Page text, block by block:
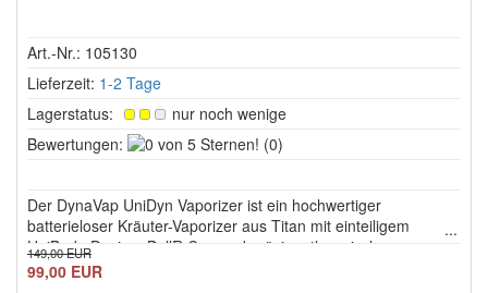
Art.-Nr.: 105130
Lieferzeit: 1-2 Tage
Lagerstatus:
nur noch wenige
Bewertungen:
0
Sternen!
(0)
Der DynaVap UniDyn Vaporizer ist ein hochwertiger
batterieloser Kräuter-Vaporizer aus Titan mit einteiligem
UniBody-Design, BallR Cap und präziser thermischer
Extraktion. Der verstellbare Kondensator mit 7 Luftstrom-
149,00 EUR
99,00 EUR